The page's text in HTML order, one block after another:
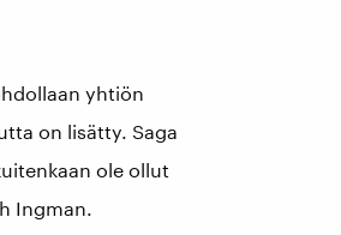
yhtiön
on lisätty. Saga
ole ollut
Ingman.